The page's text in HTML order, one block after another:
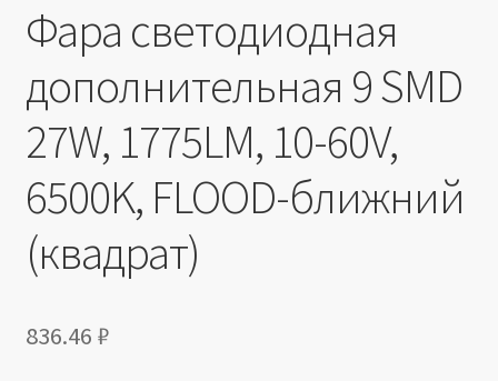
Фара светодиодная
дополнительная 9 SMD
27W, 1775LM, 10-60V,
6500K, FLOOD-ближний
(квадрат)
836.46 ₽